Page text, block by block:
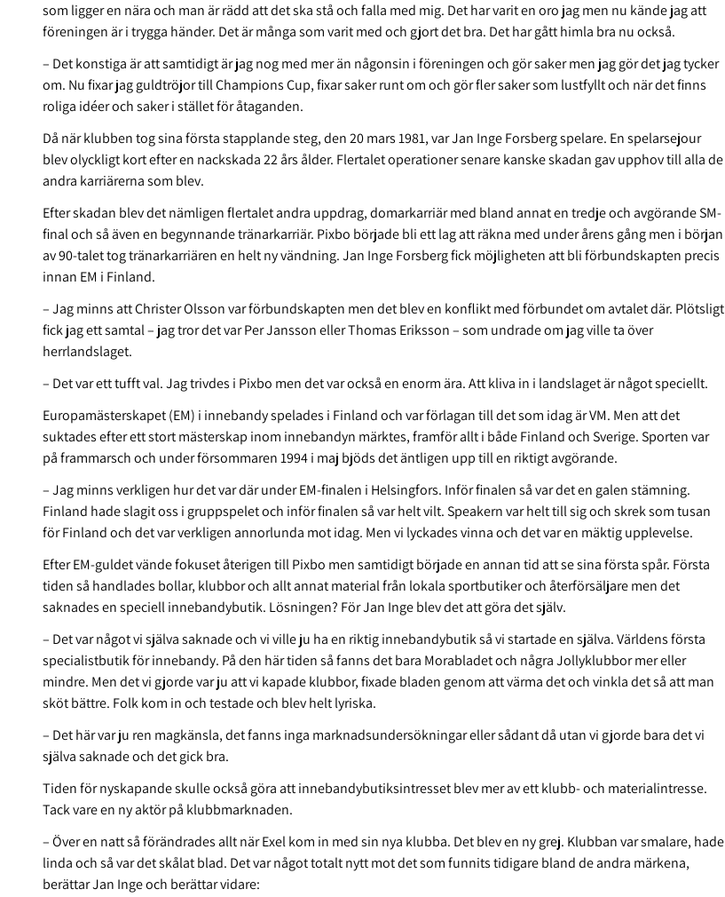
som ligger en nära och man är rädd att det ska stå och falla med mig. Det har varit en oro jag men nu kände jag att
föreningen är i trygga händer. Det är många som varit med och gjort det bra. Det har gått himla bra nu också.
– Det konstiga är att samtidigt är jag nog med mer än någonsin i föreningen och gör saker men jag gör det jag tycker
om. Nu fixar jag guldtröjor till Champions Cup, fixar saker runt om och gör fler saker som lustfyllt och när det finns
roliga idéer och saker i stället för åtaganden.
Då när klubben tog sina första stapplande steg, den 20 mars 1981, var Jan Inge Forsberg spelare. En spelarsejour
blev olyckligt kort efter en nackskada 22 års ålder. Flertalet operationer senare kanske skadan gav upphov till alla de
andra karriärerna som blev.
Efter skadan blev det nämligen flertalet andra uppdrag, domarkarriär med bland annat en tredje och avgörande SM-
final och så även en begynnande tränarkarriär. Pixbo började bli ett lag att räkna med under årens gång men i början
av 90-talet tog tränarkarriären en helt ny vändning. Jan Inge Forsberg fick möjligheten att bli förbundskapten precis
innan EM i Finland.
– Jag minns att Christer Olsson var förbundskapten men det blev en konflikt med förbundet om avtalet där. Plötsligt
fick jag ett samtal – jag tror det var Per Jansson eller Thomas Eriksson – som undrade om jag ville ta över
herrlandslaget.
– Det var ett tufft val. Jag trivdes i Pixbo men det var också en enorm ära. Att kliva in i landslaget är något speciellt.
Europamästerskapet (EM) i innebandy spelades i Finland och var förlagan till det som idag är VM. Men att det
suktades efter ett stort mästerskap inom innebandyn märktes, framför allt i både Finland och Sverige. Sporten var
på frammarsch och under försommaren 1994 i maj bjöds det äntligen upp till en riktigt avgörande.
– Jag minns verkligen hur det var där under EM-finalen i Helsingfors. Inför finalen så var det en galen stämning.
Finland hade slagit oss i gruppspelet och inför finalen så var helt vilt. Speakern var helt till sig och skrek som tusan
för Finland och det var verkligen annorlunda mot idag. Men vi lyckades vinna och det var en mäktig upplevelse.
Efter EM-guldet vände fokuset återigen till Pixbo men samtidigt började en annan tid att se sina första spår. Första
tiden så handlades bollar, klubbor och allt annat material från lokala sportbutiker och återförsäljare men det
saknades en speciell innebandybutik. Lösningen? För Jan Inge blev det att göra det själv.
– Det var något vi själva saknade och vi ville ju ha en riktig innebandybutik så vi startade en själva. Världens första
specialistbutik för innebandy. På den här tiden så fanns det bara Morabladet och några Jollyklubbor mer eller
mindre. Men det vi gjorde var ju att vi kapade klubbor, fixade bladen genom att värma det och vinkla det så att man
sköt bättre. Folk kom in och testade och blev helt lyriska.
– Det här var ju ren magkänsla, det fanns inga marknadsundersökningar eller sådant då utan vi gjorde bara det vi
själva saknade och det gick bra.
Tiden för nyskapande skulle också göra att innebandybutiksintresset blev mer av ett klubb- och materialintresse.
Tack vare en ny aktör på klubbmarknaden.
– Över en natt så förändrades allt när Exel kom in med sin nya klubba. Det blev en ny grej. Klubban var smalare, hade
linda och så var det skålat blad. Det var något totalt nytt mot det som funnits tidigare bland de andra märkena,
berättar Jan Inge och berättar vidare: